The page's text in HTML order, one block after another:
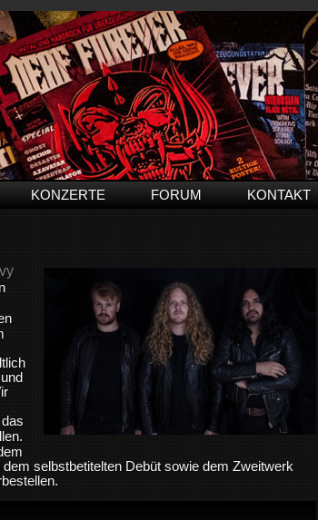
KONZERTE FORUM KONTAKT
selbstbetitelten Debüt sowie dem Zweitwerk